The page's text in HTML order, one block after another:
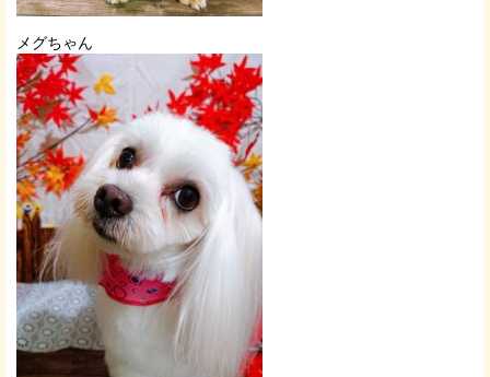
メグちゃん